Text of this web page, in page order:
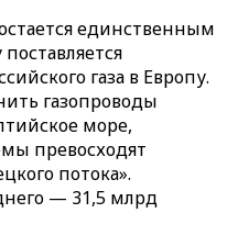
единственным
газа в Европу.
газопроводы
море,
превосходят
потока».
— 31,5 млрд